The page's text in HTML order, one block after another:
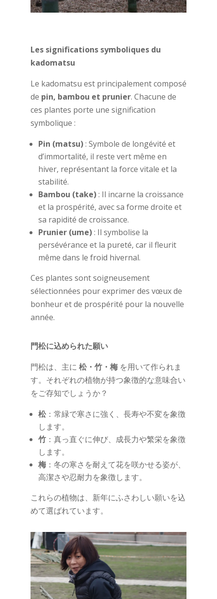
Les significations symboliques du
kadomatsu
Le kadomatsu est principalement composé
de pin, bambou et prunier. Chacune de
ces plantes porte une signification
symbolique :
Pin (matsu): Symbole de longévité et
d’immortalité, il reste vert même en
hiver, représentant la force vitale et la
stabilité.
Bambou (take): Il incarne la croissance
et la prospérité, avec sa forme droite et
sa rapidité de croissance.
Prunier (ume): Il symbolise la
persévérance et la pureté, car il fleurit
même dans le froid hivernal.
Ces plantes sont soigneusement
sélectionnées pour exprimer des vœux de
bonheur et de prospérité pour la nouvelle
année.
門松に込められた願い
門松は、主に 松・竹・梅を用いて作られま
す。それぞれの植物が持つ象徴的な意味合い
をご存知でしょうか？
松：常緑で寒さに強く、長寿や不変を象徴
します。
竹：真っ直ぐに伸び、成長力や繁栄を象徴
します。
梅：冬の寒さを耐えて花を咲かせる姿が、
高潔さや忍耐力を象徴します。
これらの植物は、新年にふさわしい願いを込
めて選ばれています。